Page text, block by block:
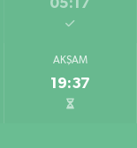
05:17
AKŞAM
19:37